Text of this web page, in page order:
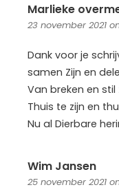
Marlieke
23 november 2021
Dank voor je
samen Zijn en
Van breken en stil
Thuis te zijn en
Nu al Dierbare
Wim Jansen
25 november 2021